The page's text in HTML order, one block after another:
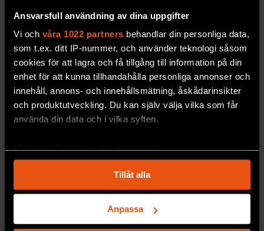
Ansvarsfull användning av dina uppgifter
Vi och våra 1022 partners behandlar din personliga data,
som t.ex. ditt IP-nummer, och använder teknologi såsom
cookies för att lagra och få tillgång till information på din
enhet för att kunna tillhandahålla personliga annonser och
innehåll, annons- och innehållsmätning, åskådarinsikter
och produktutveckling. Du kan själv välja vilka som får
använda din data och i vilka syften.
som kan ha en noggrannhet på upp till flera meter
Identifiera din enhet genom att aktivt skanna den
för specifika kännetecken (fingeravtryck)
Ta reda på mer om hur dina personliga uppgifter
Tillåt alla
Anpassa
Studenterna bor i labbet – för
klimatets skull
Ett nytt sortsstudentboende ska ge
dessutom vara mer klimateffektivt. Nu testar
studenter boendet vid Kungliga tekniska